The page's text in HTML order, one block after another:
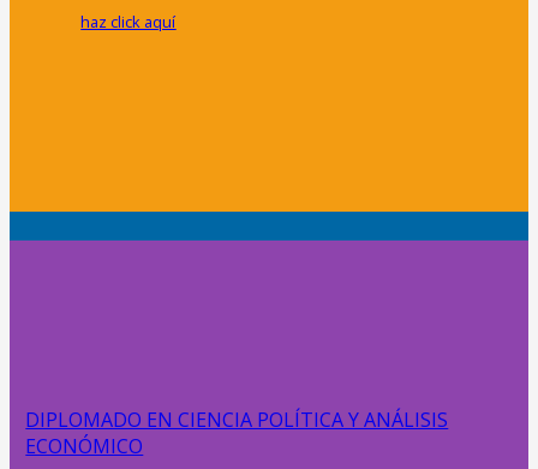
haz click aquí
DIPLOMADO EN CIENCIA POLÍTICA Y ANÁLISIS
ECONÓMICO